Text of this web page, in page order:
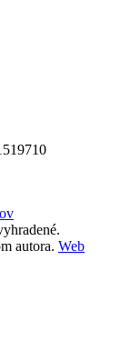
autora. Web